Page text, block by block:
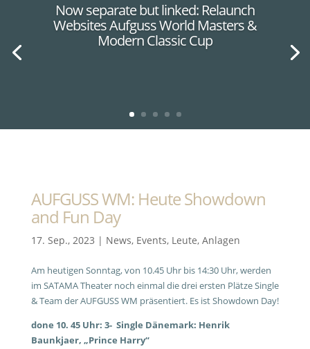
Now separate but linked: Relaunch
Websites Aufguss World Masters &
Modern Classic Cup
AUFGUSS WM: Heute Showdown
and Fun Day
17. Sep., 2023 | News, Events, Leute, Anlagen
Am heutigen Sonntag, von 10.45 Uhr bis 14:30 Uhr, werden
im SATAMA Theater noch einmal die drei ersten Plätze Single
& Team der AUFGUSS WM präsentiert. Es ist Showdown Day!
done 10. 45 Uhr: 3- Single Dänemark: Henrik
Baunkjaer, „Prince Harry“